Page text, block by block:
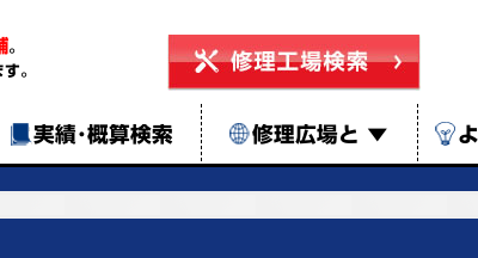
。
。
実績･概算検索 修理広場と ▼